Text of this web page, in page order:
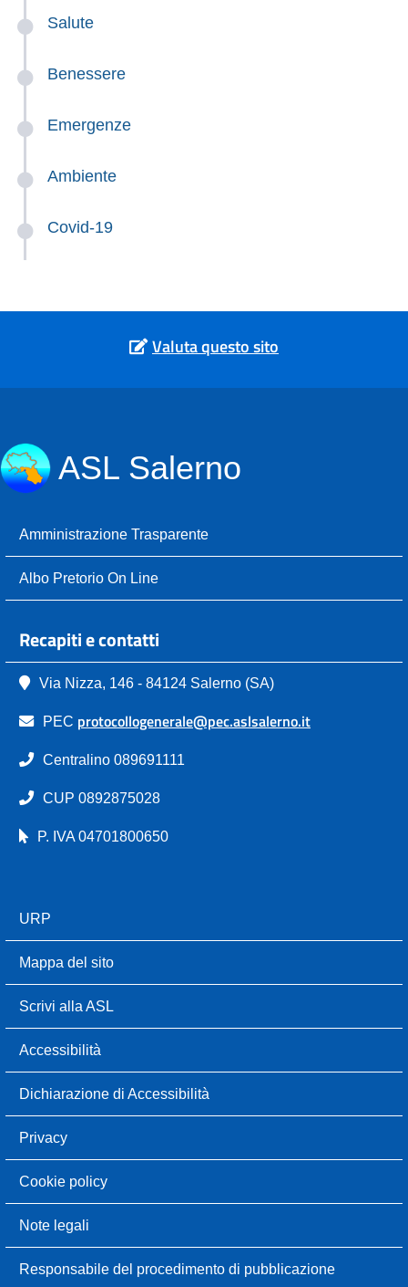
Salute
Benessere
Emergenze
Ambiente
Covid-19
Valuta questo sito
ASL Salerno
Amministrazione Trasparente
Albo Pretorio On Line
Recapiti e contatti
Via Nizza, 146 - 84124 Salerno (SA)
PEC protocollogenerale@pec.aslsalerno.it
Centralino 089691111
CUP 0892875028
P. IVA 04701800650
URP
Mappa del sito
Scrivi alla ASL
Accessibilità
Dichiarazione di Accessibilità
Privacy
Cookie policy
Note legali
Responsabile del procedimento di pubblicazione